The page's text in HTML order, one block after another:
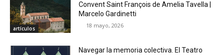
artículos
Convent Saint François de Amelia Tavella |
Marcelo Gardinetti
18 mayo, 2026
Navegar la memoria colectiva. El Teatro